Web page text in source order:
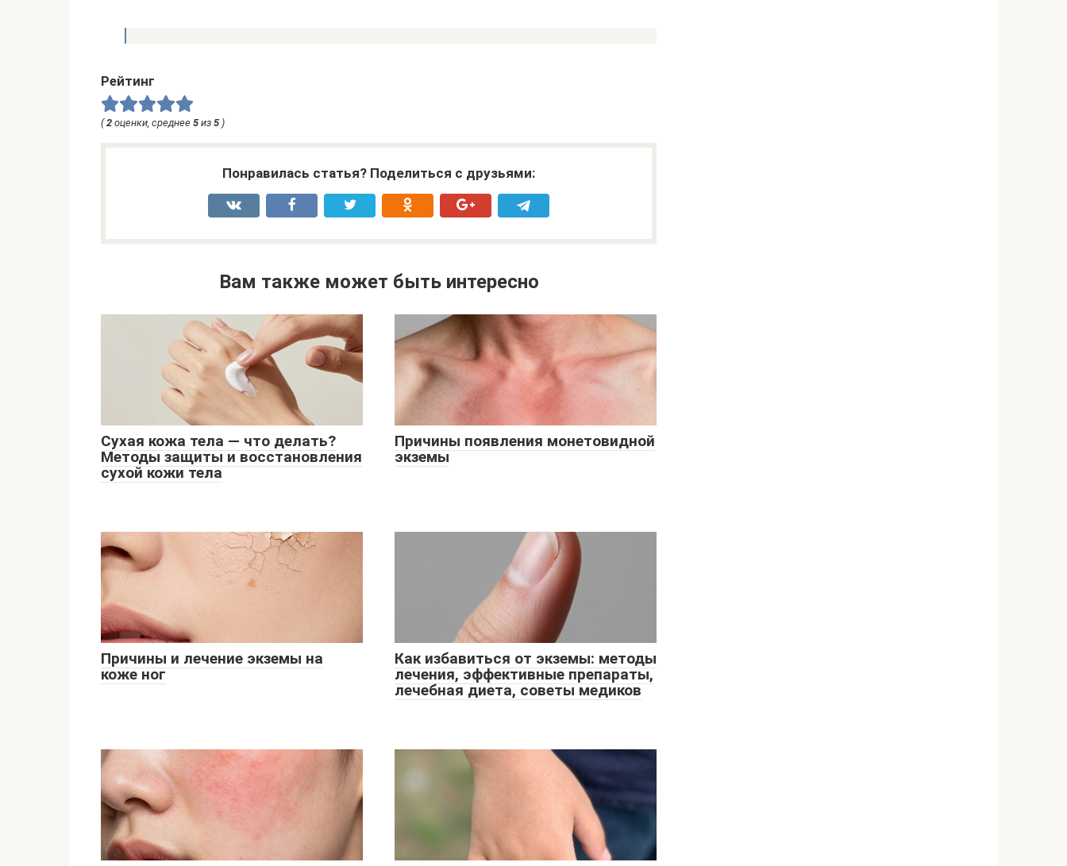
Рейтинг
(2 оценки, среднее 5 из 5 )
Понравилась статья? Поделиться с друзьями:
Вам также может быть интересно
Сухая кожа тела — что делать?
Методы защиты и восстановления
сухой кожи тела
Причины появления монетовидной
экземы
Причины и лечение экземы на
коже ног
Как избавиться от экземы: методы
лечения, эффективные препараты,
лечебная диета, советы медиков